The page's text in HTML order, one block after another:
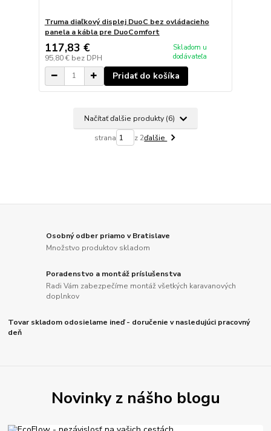
Truma diaľkový displej DuoC bez ovládacieho
panela a kábla pre DuoComfort
117,83 €
95,80 € bez DPH
Skladom u
dodávateľa
Pridať do košíka
Načítať ďalšie produkty (6)
strana z 2ďalšie
Osobný odber priamo v Bratislave
Množstvo produktov skladom
Poradenstvo a montáž príslušenstva
Radi Vám zabezpečíme montáž všetkých karavanových
doplnkov
Tovar skladom odosielame ineď - doručenie v nasledujúci pracovný
deň
Novinky z nášho blogu